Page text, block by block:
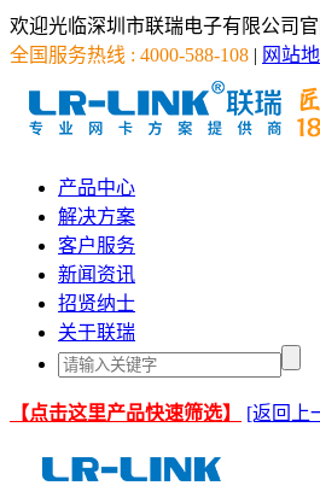
欢迎光临深圳市联瑞电子有限公司官
全国服务热线 : 4000-588-108 | 网站
产品中心
解决方案
客户服务
新闻资讯
招贤纳士
关于联瑞
【点击这里产品快速筛选】 [返回上